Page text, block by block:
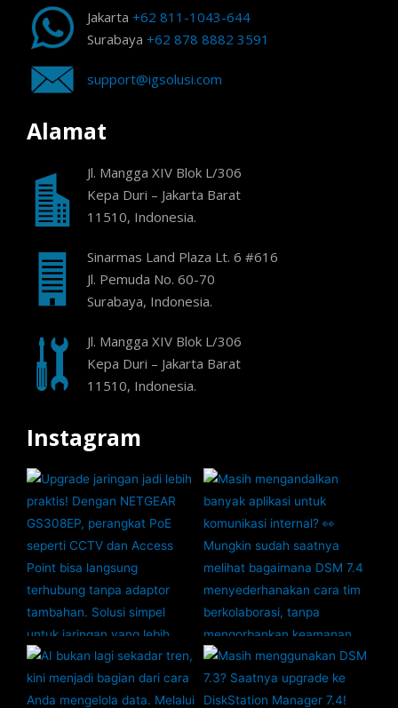
Jakarta +62 811-1043-644
Surabaya +62 878 8882 3591
support@igsolusi.com
Alamat
Jl. Mangga XIV Blok L/306
Kepa Duri – Jakarta Barat
11510, Indonesia.
Sinarmas Land Plaza Lt. 6 #616
Jl. Pemuda No. 60-70
Surabaya, Indonesia.
Jl. Mangga XIV Blok L/306
Kepa Duri – Jakarta Barat
11510, Indonesia.
Instagram